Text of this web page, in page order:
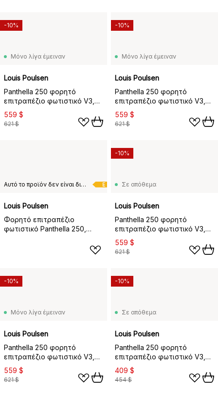
Μόνο λίγα έμειναν
Louis Poulsen
Panthella 250 φορητό
επιτραπέζιο φωτιστικό V3,
Original Opal Brown
559 $
621 $
-10%
Μόνο λίγα έμειναν
Louis Poulsen
Panthella 250 φορητό
επιτραπέζιο φωτιστικό V3,
Original Opal Green
559 $
621 $
-10%
E
Αυτό το προϊόν δεν είναι διαθέσιμο στη χώρα παράδοσης που έχετε επιλέξει.
Louis Poulsen
Φορητό επιτραπέζιο
φωτιστικό Panthella 250,
Σε απόθεμα
Louis Poulsen
Panthella 250 φορητό
επιτραπέζιο φωτιστικό V3,
Chrome opal beige
559 $
621 $
-10%
Μόνο λίγα έμειναν
Louis Poulsen
Panthella 250 φορητό
επιτραπέζιο φωτιστικό V3,
Chrome opal blue grey
559 $
621 $
-10%
Σε απόθεμα
Louis Poulsen
Panthella 250 φορητό
επιτραπέζιο φωτιστικό V3,
Opal beige
409 $
454 $
-10%